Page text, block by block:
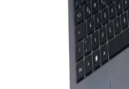
Addison ANC-40D ve
detaylı karşılaştırıyoruz.
yorumlarıyla her iki ürünün
Apple 13 Serisi: Yüksek
ile Teknolojide Yeni